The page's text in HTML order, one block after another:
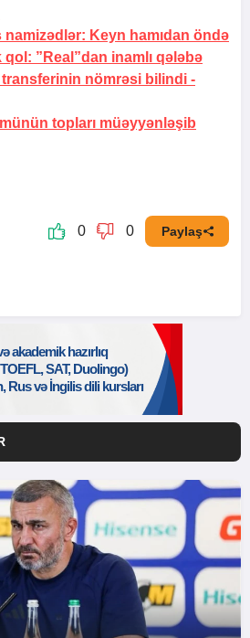
namizədlər: Keyn hamıdan öndə
qol: ”Real”dan inamlı qələbə
transferinin nömrəsi bilindi -
topları müəyyənləşib
0 0 Paylaş